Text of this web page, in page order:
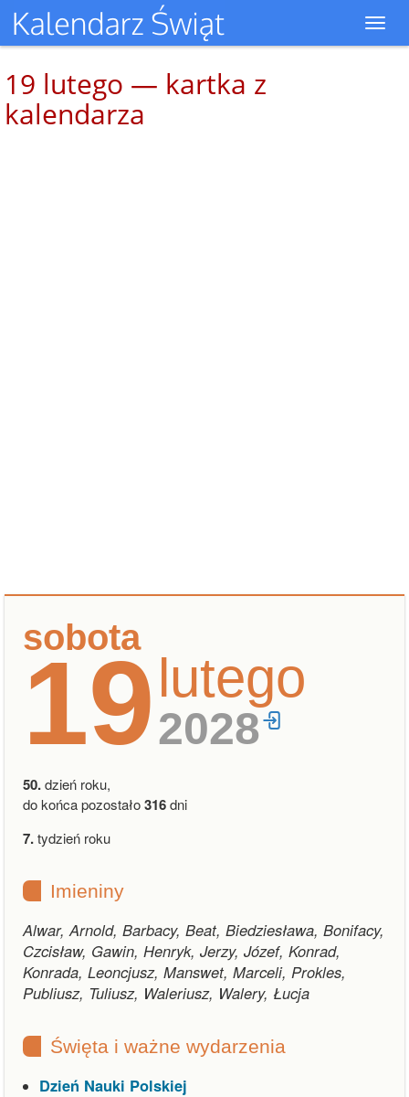
19 lutego — kartka z
kalendarza
sobota
19lutego
2028
50.dzień roku,
do końca pozostało316dni
7.tydzień roku
Imieniny
Alwar, Arnold, Barbacy, Beat, Biedziesława, Bonifacy,
Czcisław, Gawin, Henryk, Jerzy, Józef, Konrad,
Konrada, Leoncjusz, Manswet, Marceli, Prokles,
Publiusz, Tuliusz, Waleriusz, Walery, Łucja
Święta i ważne wydarzenia
Dzień Nauki Polskiej